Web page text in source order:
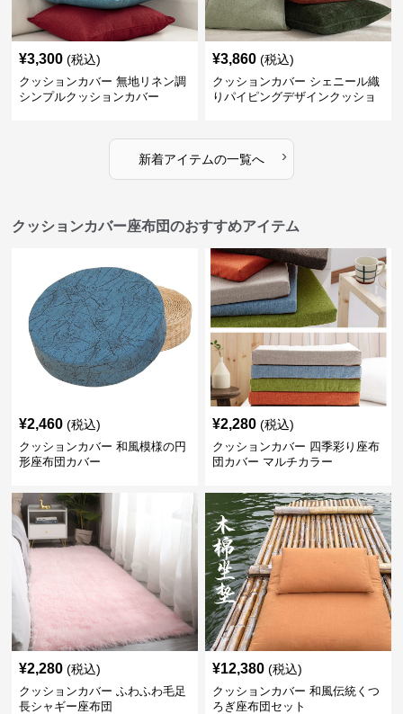
¥3,300 (税込)
クッションカバー 無地リネン調
シンプルクッションカバー
¥3,860 (税込)
クッションカバー シェニール織
りパイピングデザインクッショ
新着アイテムの一覧へ ›
クッションカバー座布団のおすすめアイテム
¥2,460 (税込)
クッションカバー 和風模様の円
形座布団カバー
¥2,280 (税込)
クッションカバー 四季彩り座布
団カバー マルチカラー
¥2,280 (税込)
クッションカバー ふわふわ毛足
長シャギー座布団
¥12,380 (税込)
クッションカバー 和風伝統くつ
ろぎ座布団セット